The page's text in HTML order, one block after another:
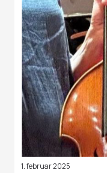
1. februar 2025